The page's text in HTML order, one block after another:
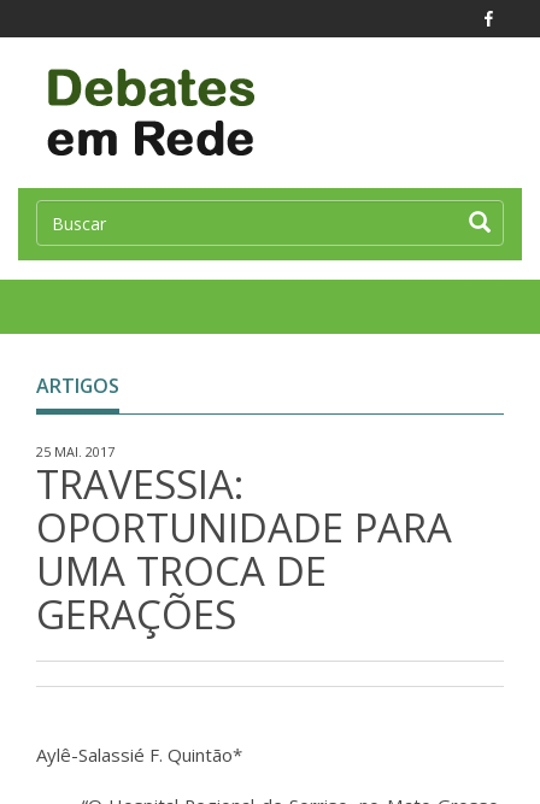
ARTIGOS
25 MAI. 2017
TRAVESSIA:
OPORTUNIDADE PARA
UMA TROCA DE
GERAÇÕES
Aylê-Salassié F. Quintão*